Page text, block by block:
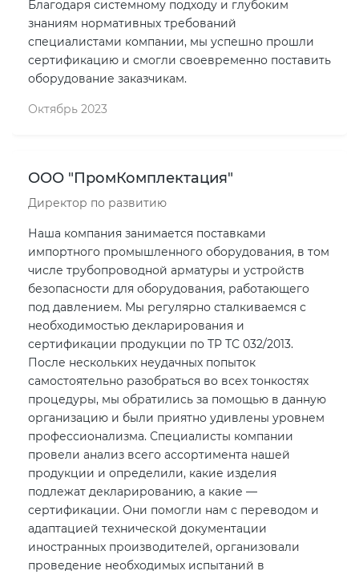
Благодаря системному подходу и глубоким
знаниям нормативных требований
специалистами компании, мы успешно прошли
сертификацию и смогли своевременно поставить
оборудование заказчикам.
Октябрь 2023
ООО "ПромКомплектация"
Директор по развитию
Наша компания занимается поставками
импортного промышленного оборудования, в том
числе трубопроводной арматуры и устройств
безопасности для оборудования, работающего
под давлением. Мы регулярно сталкиваемся с
необходимостью декларирования и
сертификации продукции по ТР ТС 032/2013.
После нескольких неудачных попыток
самостоятельно разобраться во всех тонкостях
процедуры, мы обратились за помощью в данную
организацию и были приятно удивлены уровнем
профессионализма. Специалисты компании
провели анализ всего ассортимента нашей
продукции и определили, какие изделия
подлежат декларированию, а какие —
сертификации. Они помогли нам с переводом и
адаптацией технической документации
иностранных производителей, организовали
проведение необходимых испытаний в